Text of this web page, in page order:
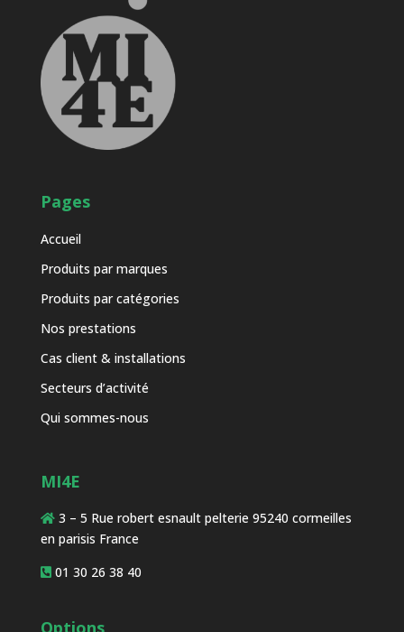
Pages
Accueil
Produits par marques
Produits par catégories
Nos prestations
Cas client & installations
Secteurs d’activité
Qui sommes-nous
MI4E
3 – 5 Rue robert esnault pelterie 95240 cormeilles
en parisis France
01 30 26 38 40
Options